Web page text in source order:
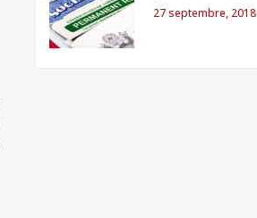
27 septembre, 2018